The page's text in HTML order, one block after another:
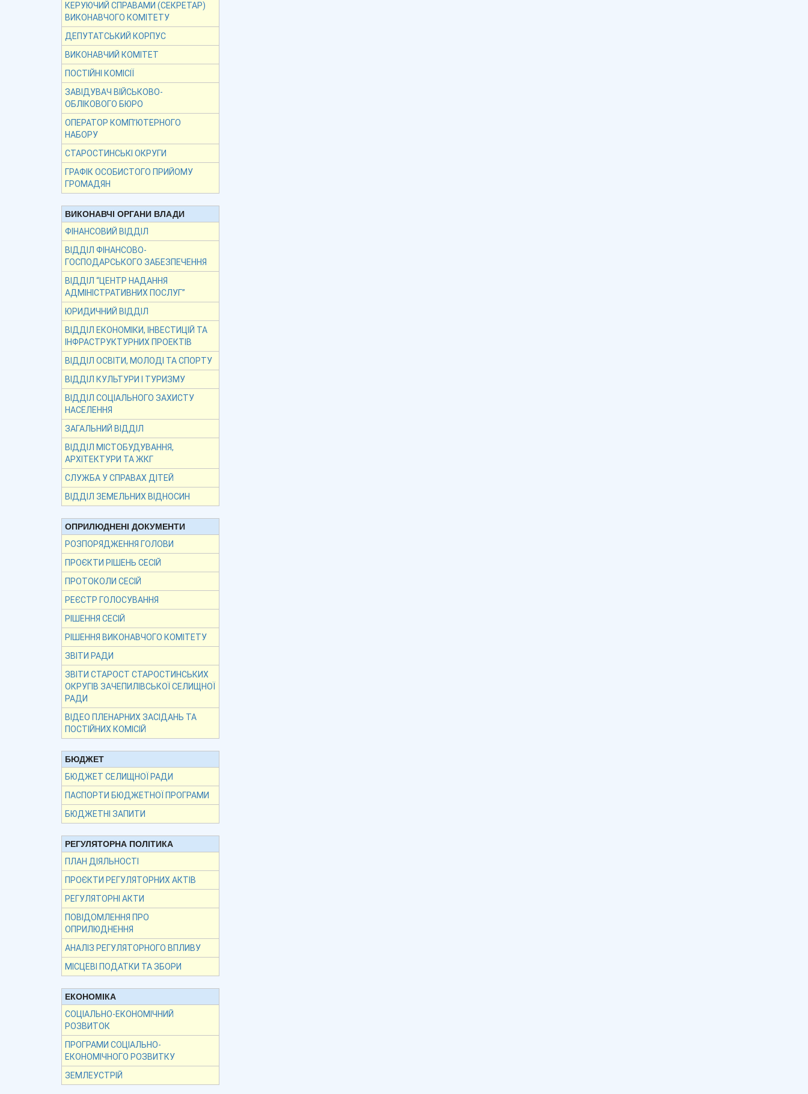
КЕРУЮЧИЙ СПРАВАМИ (СЕКРЕТАР)
ВИКОНАВЧОГО КОМІТЕТУ
ДЕПУТАТСЬКИЙ КОРПУС
ВИКОНАВЧИЙ КОМІТЕТ
ПОСТІЙНІ КОМІСІЇ
ЗАВІДУВАЧ ВІЙСЬКОВО-
ОБЛІКОВОГО БЮРО
ОПЕРАТОР КОМП’ЮТЕРНОГО
НАБОРУ
СТАРОСТИНСЬКІ ОКРУГИ
ГРАФІК ОСОБИСТОГО ПРИЙОМУ
ГРОМАДЯН
ВИКОНАВЧІ ОРГАНИ ВЛАДИ
ФІНАНСОВИЙ ВІДДІЛ
ВІДДІЛ ФІНАНСОВО-
ГОСПОДАРСЬКОГО ЗАБЕЗПЕЧЕННЯ
ВІДДІЛ “ЦЕНТР НАДАННЯ
АДМІНІСТРАТИВНИХ ПОСЛУГ”
ЮРИДИЧНИЙ ВІДДІЛ
ВІДДІЛ ЕКОНОМІКИ, ІНВЕСТИЦІЙ ТА
ІНФРАСТРУКТУРНИХ ПРОЕКТІВ
ВІДДІЛ ОСВІТИ, МОЛОДІ ТА СПОРТУ
ВІДДІЛ КУЛЬТУРИ І ТУРИЗМУ
ВІДДІЛ СОЦІАЛЬНОГО ЗАХИСТУ
НАСЕЛЕННЯ
ЗАГАЛЬНИЙ ВІДДІЛ
ВІДДІЛ МІСТОБУДУВАННЯ,
АРХІТЕКТУРИ ТА ЖКГ
СЛУЖБА У СПРАВАХ ДІТЕЙ
ВІДДІЛ ЗЕМЕЛЬНИХ ВІДНОСИН
ОПРИЛЮДНЕНІ ДОКУМЕНТИ
РОЗПОРЯДЖЕННЯ ГОЛОВИ
ПРОЄКТИ РІШЕНЬ СЕСІЙ
ПРОТОКОЛИ СЕСІЙ
РЕЄСТР ГОЛОСУВАННЯ
РІШЕННЯ СЕСІЙ
РІШЕННЯ ВИКОНАВЧОГО КОМІТЕТУ
ЗВІТИ РАДИ
ЗВІТИ СТАРОСТ СТАРОСТИНСЬКИХ
ОКРУГІВ ЗАЧЕПИЛІВСЬКОЇ СЕЛИЩНОЇ
РАДИ
ВІДЕО ПЛЕНАРНИХ ЗАСІДАНЬ ТА
ПОСТІЙНИХ КОМІСІЙ
БЮДЖЕТ
БЮДЖЕТ СЕЛИЩНОЇ РАДИ
ПАСПОРТИ БЮДЖЕТНОЇ ПРОГРАМИ
БЮДЖЕТНІ ЗАПИТИ
РЕГУЛЯТОРНА ПОЛІТИКА
ПЛАН ДІЯЛЬНОСТІ
ПРОЄКТИ РЕГУЛЯТОРНИХ АКТІВ
РЕГУЛЯТОРНІ АКТИ
ПОВІДОМЛЕННЯ ПРО
ОПРИЛЮДНЕННЯ
АНАЛІЗ РЕГУЛЯТОРНОГО ВПЛИВУ
МІСЦЕВІ ПОДАТКИ ТА ЗБОРИ
ЕКОНОМІКА
СОЦІАЛЬНО-ЕКОНОМІЧНИЙ
РОЗВИТОК
ПРОГРАМИ СОЦІАЛЬНО-
ЕКОНОМІЧНОГО РОЗВИТКУ
ЗЕМЛЕУСТРІЙ